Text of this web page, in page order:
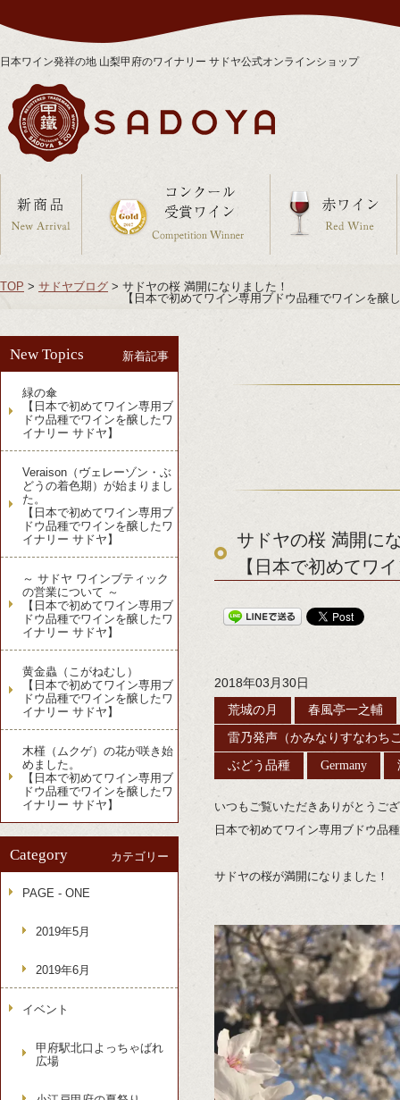
日本ワイン発祥の地 山梨甲府のワイナリー サドヤ公式オンラインショップ
TOP > サドヤブログ > サドヤの桜 満開になりました！
【日本で初めてワイン専用ブドウ品種でワインを醸
サドヤの桜 満開に
【日本で初めてワ
2018年03月30日
荒城の月 春風亭一之輔
雷乃発声（かみなりすなわち
ぶどう品種 Germany
いつもご覧いただきありがとうご
日本で初めてワイン専用ブドウ品
サドヤの桜が満開になりました！
New Topics 新着記事
緑の傘
【日本で初めてワイン専用ブ
ドウ品種でワインを醸したワ
イナリー サドヤ】
Veraison（ヴェレーゾン・ぶ
どうの着色期）が始まりまし
た。
【日本で初めてワイン専用ブ
ドウ品種でワインを醸したワ
イナリー サドヤ】
～ サドヤ ワインブティック
の営業について ～
【日本で初めてワイン専用ブ
ドウ品種でワインを醸したワ
イナリー サドヤ】
黄金蟲（こがねむし）
【日本で初めてワイン専用ブ
ドウ品種でワインを醸したワ
イナリー サドヤ】
木槿（ムクゲ）の花が咲き始
めました。
【日本で初めてワイン専用ブ
ドウ品種でワインを醸したワ
イナリー サドヤ】
Category カテゴリー
PAGE - ONE
2019年5月
2019年6月
イベント
甲府駅北口よっちゃばれ
広場